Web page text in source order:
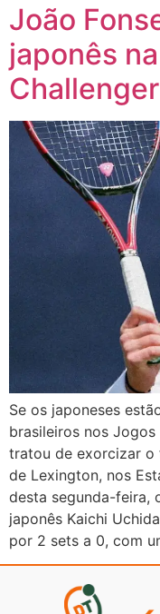
João
japonês
Se os japoneses
brasileiros nos Jogos
tratou de exorcizar o
de Lexington, nos
desta segunda-feira,
japonês Kaichi
por 2 sets a 0, com